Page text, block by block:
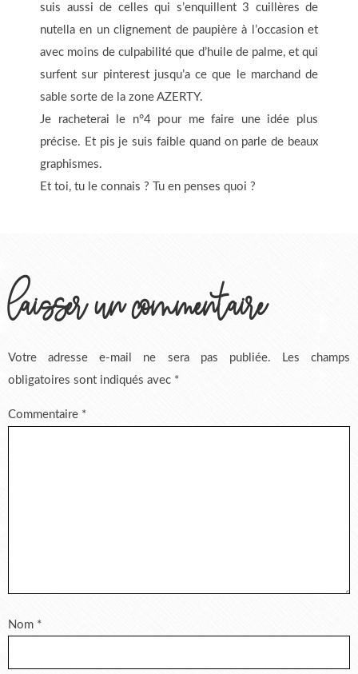
suis aussi de celles qui s’enquillent 3 cuillères de
nutella en un clignement de paupière à l’occasion et
avec moins de culpabilité que d’huile de palme, et qui
surfent sur pinterest jusqu’a ce que le marchand de
sable sorte de la zone AZERTY.
Je racheterai le n°4 pour me faire une idée plus
précise. Et pis je suis faible quand on parle de beaux
graphismes.
Et toi, tu le connais ? Tu en penses quoi ?
laisser un commentaire
Votre adresse e-mail ne sera pas publiée.
Les champs
obligatoires sont indiqués avec *
Commentaire *
Nom *